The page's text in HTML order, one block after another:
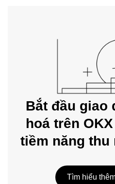
Bắt đầu giao
hoá trên
tiềm năng thu
Tìm hiểu